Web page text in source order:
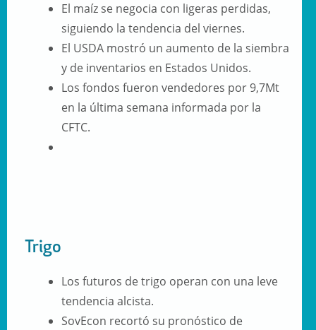
El maíz se negocia con ligeras perdidas,
siguiendo la tendencia del viernes.
El USDA mostró un aumento de la siembra
y de inventarios en Estados Unidos.
Los fondos fueron vendedores por 9,7Mt
en la última semana informada por la
CFTC.
Trigo
Los futuros de trigo operan con una leve
tendencia alcista.
SovEcon recortó su pronóstico de